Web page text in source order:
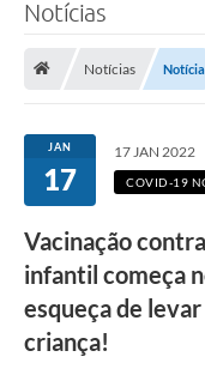
Estrutura Administrativa
Galeria de Fotos
Notícias
Notícias Notícia
JAN
17
17 JAN 2022
COVID-19
Vacinação
infantil começa
esqueça de levar
criança!